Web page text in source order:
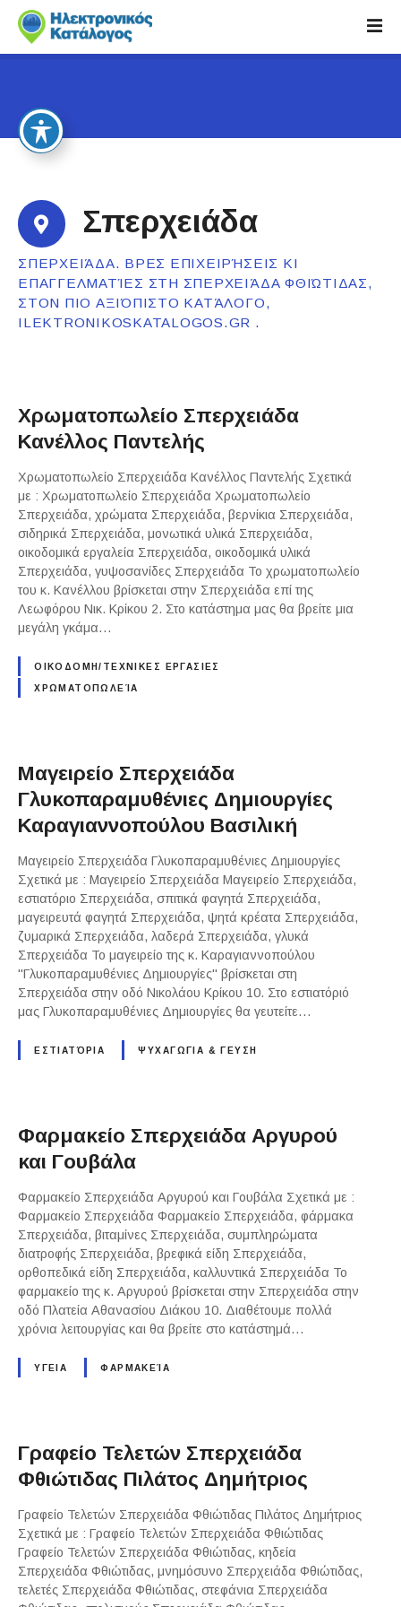
i
c
Σπερχειάδα
ΣΠΕΡΧΕΙΆΔΑ. ΒΡΕΣ ΕΠΙΧΕΙΡΉΣΕΙΣ ΚΙ
ΕΠΑΓΓΕΛΜΑΤΊΕΣ ΣΤΗ ΣΠΕΡΧΕΙΆΔΑ ΦΘΙΏΤΙΔΑΣ,
ΣΤΟΝ ΠΙΟ ΑΞΙΌΠΙΣΤΟ ΚΑΤΆΛΟΓΟ,
ILEKTRONIKOSKATALOGOS.GR .
Χρωματοπωλείο Σπερχειάδα
Κανέλλος Παντελής
Χρωματοπωλείο Σπερχειάδα Κανέλλος Παντελής Σχετικά
με : Χρωματοπωλείο Σπερχειάδα Χρωματοπωλείο
Σπερχειάδα, χρώματα Σπερχειάδα, βερνίκια Σπερχειάδα,
σιδηρικά Σπερχειάδα, μονωτικά υλικά Σπερχειάδα,
οικοδομικά εργαλεία Σπερχειάδα, οικοδομικά υλικά
Σπερχειάδα, γυψοσανίδες Σπερχειάδα Το χρωματοπωλείο
του κ. Κανέλλου βρίσκεται στην Σπερχειάδα επί της
Λεωφόρου Νικ. Κρίκου 2. Στο κατάστημα μας θα βρείτε μια
μεγάλη γκάμα…
ΟΙΚΟΔΟΜΗ/ΤΕΧΝΙΚΕΣ ΕΡΓΑΣΙΕΣ
ΧΡΩΜΑΤΟΠΩΛΕΊΑ
Μαγειρείο Σπερχειάδα
Γλυκοπαραμυθένιες Δημιουργίες
Καραγιαννοπούλου Βασιλική
Μαγειρείο Σπερχειάδα Γλυκοπαραμυθένιες Δημιουργίες
Σχετικά με : Μαγειρείο Σπερχειάδα Μαγειρείο Σπερχειάδα,
εστιατόριο Σπερχειάδα, σπιτικά φαγητά Σπερχειάδα,
μαγειρευτά φαγητά Σπερχειάδα, ψητά κρέατα Σπερχειάδα,
ζυμαρικά Σπερχειάδα, λαδερά Σπερχειάδα, γλυκά
Σπερχειάδα Το μαγειρείο της κ. Καραγιαννοπούλου
"Γλυκοπαραμυθένιες Δημιουργίες" βρίσκεται στη
Σπερχειάδα στην οδό Νικολάου Κρίκου 10. Στο εστιατόριό
μας Γλυκοπαραμυθένιες Δημιουργίες θα γευτείτε…
ΕΣΤΙΑΤΌΡΙΑ ΨΥΧΑΓΩΓΙΑ & ΓΕΥΣΗ
Φαρμακείο Σπερχειάδα Αργυρού
και Γουβάλα
Φαρμακείο Σπερχειάδα Αργυρού και Γουβάλα Σχετικά με :
Φαρμακείο Σπερχειάδα Φαρμακείο Σπερχειάδα, φάρμακα
Σπερχειάδα, βιταμίνες Σπερχειάδα, συμπληρώματα
διατροφής Σπερχειάδα, βρεφικά είδη Σπερχειάδα,
ορθοπεδικά είδη Σπερχειάδα, καλλυντικά Σπερχειάδα Το
φαρμακείο της κ. Αργυρού βρίσκεται στην Σπερχειάδα στην
οδό Πλατεία Αθανασίου Διάκου 10. Διαθέτουμε πολλά
χρόνια λειτουργίας και θα βρείτε στο κατάστημά…
ΥΓΕΙΑ ΦΑΡΜΑΚΕΊΑ
Γραφείο Τελετών Σπερχειάδα
Φθιώτιδας Πιλάτος Δημήτριος
Γραφείο Τελετών Σπερχειάδα Φθιώτιδας Πιλάτος Δημήτριος
Σχετικά με : Γραφείο Τελετών Σπερχειάδα Φθιώτιδας
Γραφείο Τελετών Σπερχειάδα Φθιώτιδας, κηδεία
Σπερχειάδα Φθιώτιδας, μνημόσυνο Σπερχειάδα Φθιώτιδας,
τελετές Σπερχειάδα Φθιώτιδας, στεφάνια Σπερχειάδα